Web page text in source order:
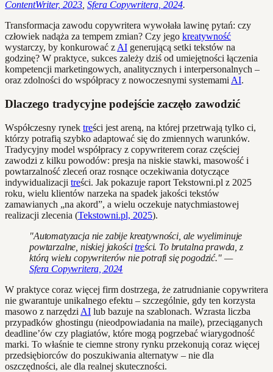
ContentWriter, 2023 Sfera Copywritera, 2024.
Transformacja zawodu copywritera wywołała lawinę pytań: czy
człowiek nadąża za tempem zmian? Czy jego kreatywność
wystarczy, by konkurować z AI generującą setki tekstów na
godzinę? W praktyce, sukces zależy dziś od umiejętności łączenia
kompetencji marketingowych, analitycznych i interpersonalnych –
oraz zdolności do współpracy z nowoczesnymi systemami AI.
Dlaczego tradycyjne podejście zaczęło zawodzić
Współczesny rynek treści jest areną, na której przetrwają tylko ci,
którzy potrafią szybko adaptować się do zmiennych warunków.
Tradycyjny model współpracy z copywriterem coraz częściej
zawodzi z kilku powodów: presja na niskie stawki, masowość i
powtarzalność zleceń oraz rosnące oczekiwania dotyczące
indywidualizacji treści. Jak pokazuje raport Tekstowni.pl z 2025
roku, wielu klientów narzeka na spadek jakości tekstów
zamawianych „na akord”, a wielu oczekuje natychmiastowej
realizacji zlecenia (Tekstowni.pl, 2025).
"Automatyzacja nie zabije kreatywności, ale wyeliminuje
powtarzalne, niskiej jakościtreści. To brutalna prawda, z
którą wielu copywriterów nie potrafi się pogodzić." —
Sfera Copywritera, 2024
W praktyce coraz więcej firm dostrzega, że zatrudnianie copywritera
nie gwarantuje unikalnego efektu – szczególnie, gdy ten korzysta
masowo z narzędzi AI lub bazuje na szablonach. Wzrasta liczba
przypadków ghostingu (nieodpowiadania na maile), przeciąganych
deadline’ów czy plagiatów, które mogą pogrzebać wiarygodność
marki. To właśnie te ciemne strony rynku przekonują coraz więcej
przedsiębiorców do poszukiwania alternatyw – nie dla
oszczędności, ale dla realnej skuteczności.